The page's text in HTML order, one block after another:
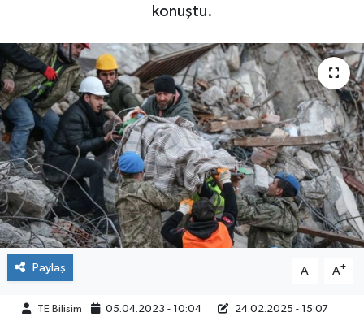
konuştu.
Paylaş A- A+
TE Bilisim 05.04.2023 - 10:04 24.02.2025 - 15:07